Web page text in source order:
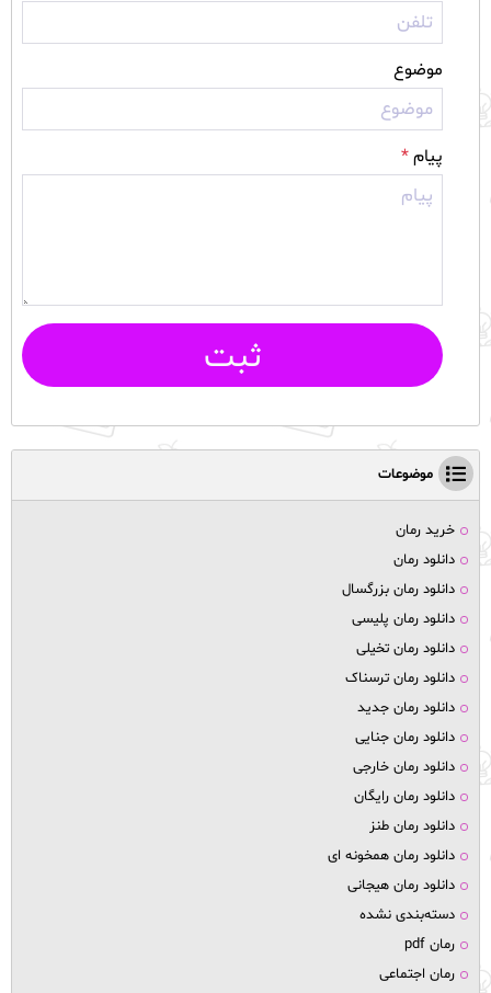
موضوع
پیام*
ثبت
موضوعات
خرید رمان
دانلود رمان
دانلود رمان بزرگسال
دانلود رمان پلیسی
دانلود رمان تخیلی
دانلود رمان ترسناک
دانلود رمان جدید
دانلود رمان جنایی
دانلود رمان خارجی
دانلود رمان رایگان
دانلود رمان طنز
دانلود رمان همخونه ای
دانلود رمان هیجانی
دسته‌بندی نشده
رمان pdf
رمان اجتماعی